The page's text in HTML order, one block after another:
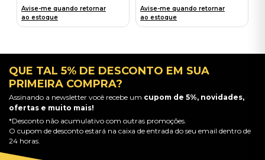
Avise-me quando retornar
ao estoque
Avise-me quando retornar
ao estoque
QUE TAL 5% DE DESCONTO EM SUA
PRIMEIRA COMPRA?
Assinando a newsletter você recebe um cupom de 5%, novidades,
ofertas e muito mais!
*Desconto não acumulativo com outras promoções.
O cupom de desconto estará na caixa de entrada do seu email dentro de
24 horas.